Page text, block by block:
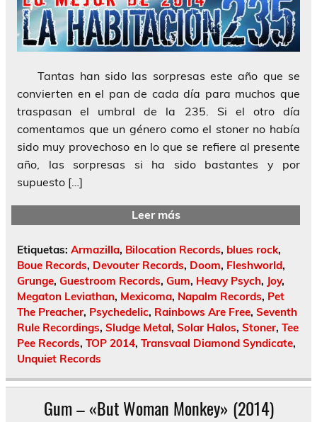
Tantas han sido las sorpresas este año que se
convierten en el pan de cada día para muchos que
traspasan el umbral de la 235. Si el otro día
comentamos que un género como el stoner no había
sido muy provechoso en lo que se refiere al presente
año, las sorpresas si ha sido bastantes y por
supuesto […]
Leer más
Etiquetas: Armazilla, Bilocation Records, blues rock,
Boue Records, Devouter Records, Doom, Fleshworld,
Grunge, Guestroom Records, Gum, Heavy Psych, Joy,
Megaton Leviathan, Mexicoma, Napalm Records, Pet
The Preacher, Psychedelic, Rainbows Are Free, Seventh
Rule Recordings, Sludge Metal, Solar Halos, Stoner, Tee
Pee Records, TOP 2014, Transvaal Diamond Syndicate,
Unquiet Records
Gum – «But Woman Monkey» (2014)